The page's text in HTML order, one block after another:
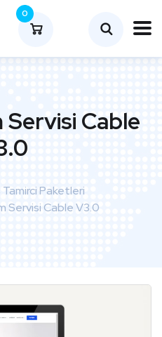
0
Servisi Cable
Tamirci Paketleri
Servisi Cable V3.0